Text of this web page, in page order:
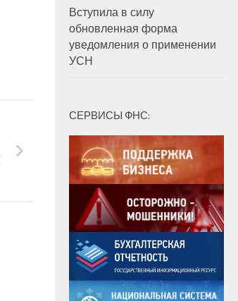
Вступила в силу
обновленная форма
уведомления о применении
УСН
СЕРВИСЫ ФНС: